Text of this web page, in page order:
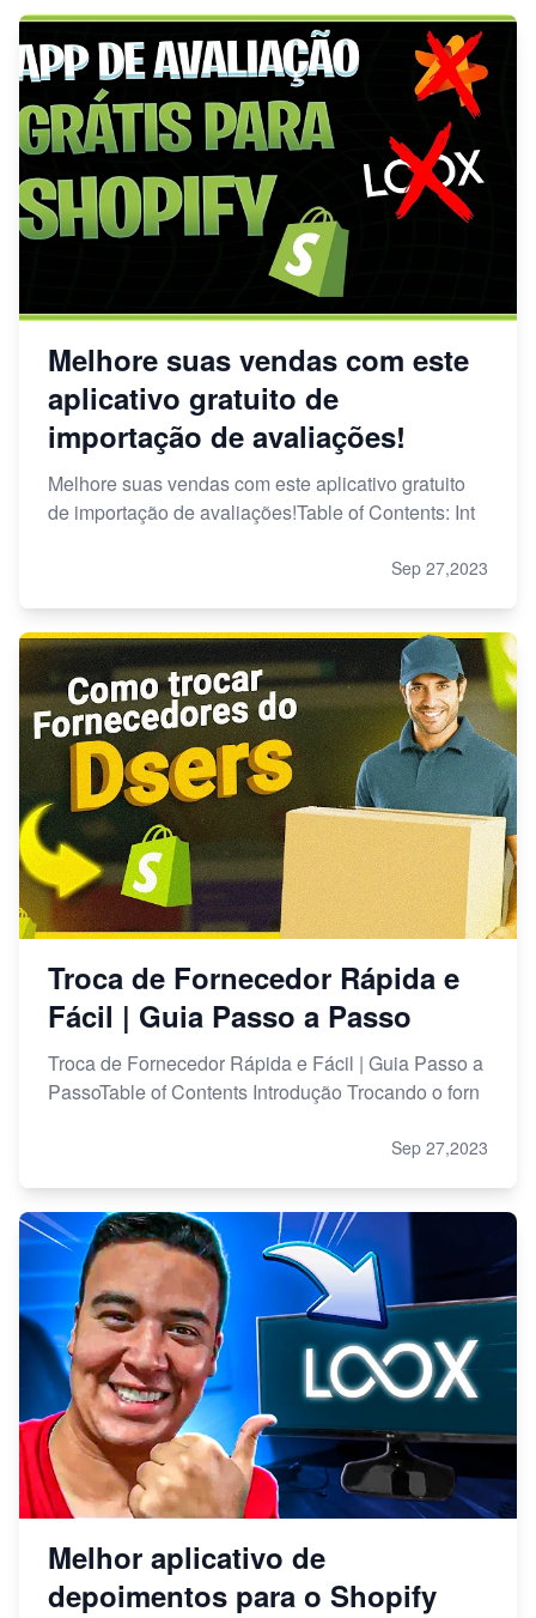
Melhore suas vendas com este
aplicativo gratuito de
importação de avaliações!
Melhore suas vendas com este aplicativo gratuito
de importação de avaliações!Table of Contents: Int
Sep 27,2023
Troca de Fornecedor Rápida e
Fácil | Guia Passo a Passo
Troca de Fornecedor Rápida e Fácil | Guia Passo a
PassoTable of Contents Introdução Trocando o forn
Sep 27,2023
Melhor aplicativo de
depoimentos para o Shopify